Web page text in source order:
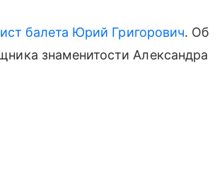
балета Юрий Григорович. Об
знаменитости Александра